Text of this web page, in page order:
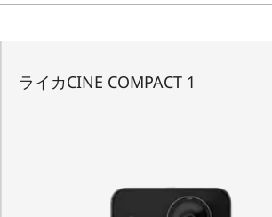
ライカCINE COMPACT 1